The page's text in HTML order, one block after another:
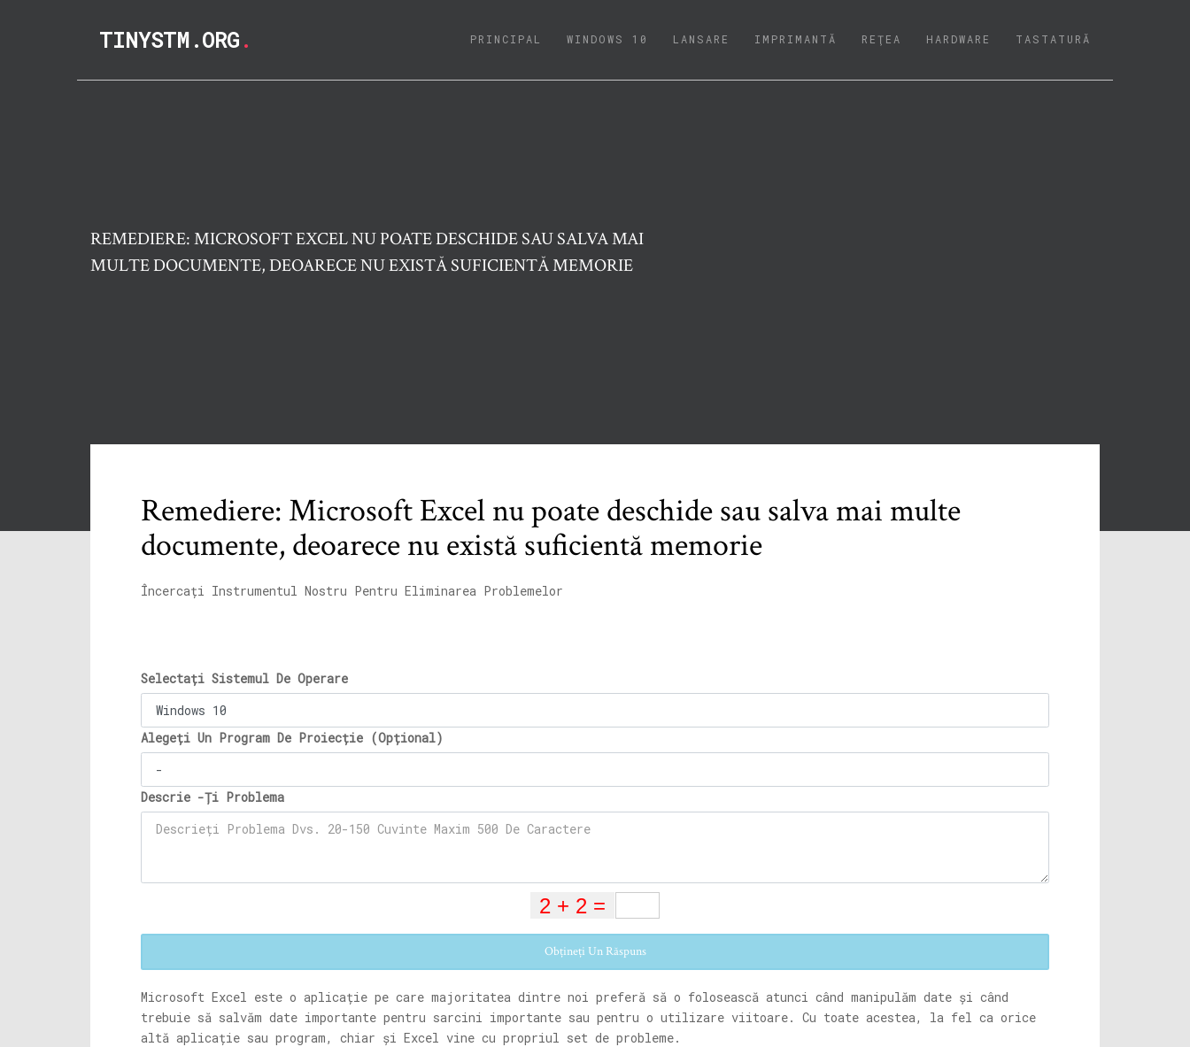
TINYSTM.ORG. PRINCIPAL (CURRENT)
WINDOWS 10 LANSARE IMPRIMANTĂ REŢEA HARDWARE TASTATURĂ
REMEDIERE: MICROSOFT EXCEL NU POATE DESCHIDE SAU SALVA MAI
MULTE DOCUMENTE, DEOARECE NU EXISTĂ SUFICIENTĂ MEMORIE
Remediere: Microsoft Excel nu poate deschide sau salva mai multe
documente, deoarece nu există suficientă memorie
Încercați Instrumentul Nostru Pentru Eliminarea Problemelor
Selectați Sistemul De Operare
Alegeți Un Program De Proiecție (Opțional)
Descrie -Ți Problema
Obțineți Un Răspuns
Microsoft Excel este o aplicație pe care majoritatea dintre noi preferă să o folosească atunci când manipulăm date și când
trebuie să salvăm date importante pentru sarcini importante sau pentru o utilizare viitoare. Cu toate acestea, la fel ca orice
altă aplicație sau program, chiar și Excel vine cu propriul set de probleme.